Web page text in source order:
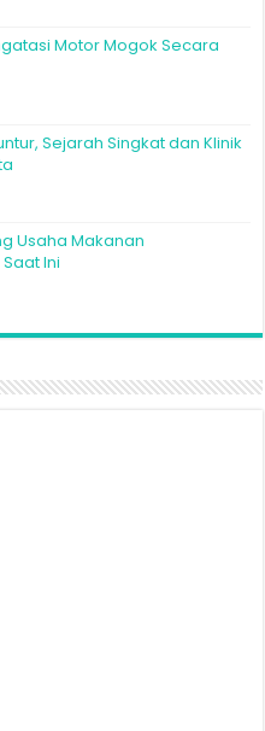
Motor Mogok Secara
Sejarah Singkat dan Klinik
Usaha Makanan
Ini